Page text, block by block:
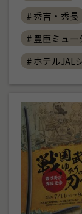
# 秀吉・秀長
# 豊臣ミュー
# ホテルJAL